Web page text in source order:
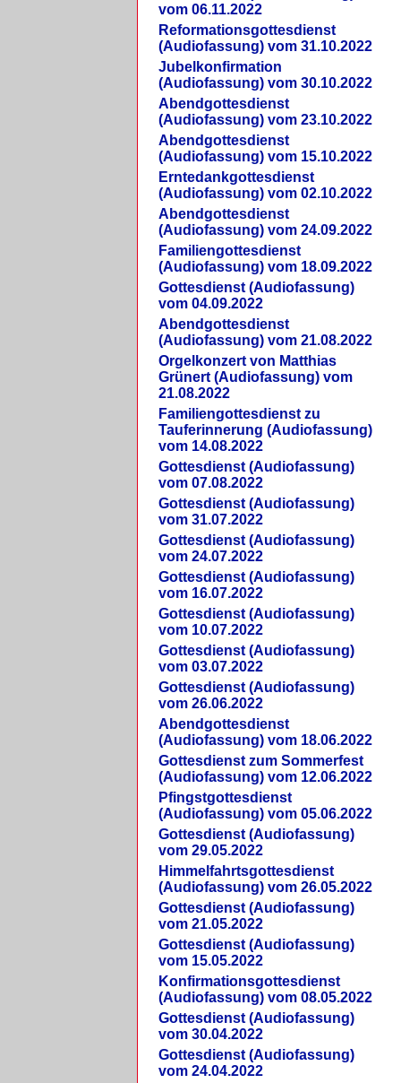
vom 06.11.2022
Reformationsgottesdienst
(Audiofassung) vom 31.10.2022
Jubelkonfirmation
(Audiofassung) vom 30.10.2022
Abendgottesdienst
(Audiofassung) vom 23.10.2022
Abendgottesdienst
(Audiofassung) vom 15.10.2022
Erntedankgottesdienst
(Audiofassung) vom 02.10.2022
Abendgottesdienst
(Audiofassung) vom 24.09.2022
Familiengottesdienst
(Audiofassung) vom 18.09.2022
Gottesdienst (Audiofassung)
vom 04.09.2022
Abendgottesdienst
(Audiofassung) vom 21.08.2022
Orgelkonzert von Matthias
Grünert (Audiofassung) vom
21.08.2022
Familiengottesdienst zu
Tauferinnerung (Audiofassung)
vom 14.08.2022
Gottesdienst (Audiofassung)
vom 07.08.2022
Gottesdienst (Audiofassung)
vom 31.07.2022
Gottesdienst (Audiofassung)
vom 24.07.2022
Gottesdienst (Audiofassung)
vom 16.07.2022
Gottesdienst (Audiofassung)
vom 10.07.2022
Gottesdienst (Audiofassung)
vom 03.07.2022
Gottesdienst (Audiofassung)
vom 26.06.2022
Abendgottesdienst
(Audiofassung) vom 18.06.2022
Gottesdienst zum Sommerfest
(Audiofassung) vom 12.06.2022
Pfingstgottesdienst
(Audiofassung) vom 05.06.2022
Gottesdienst (Audiofassung)
vom 29.05.2022
Himmelfahrtsgottesdienst
(Audiofassung) vom 26.05.2022
Gottesdienst (Audiofassung)
vom 21.05.2022
Gottesdienst (Audiofassung)
vom 15.05.2022
Konfirmationsgottesdienst
(Audiofassung) vom 08.05.2022
Gottesdienst (Audiofassung)
vom 30.04.2022
Gottesdienst (Audiofassung)
vom 24.04.2022